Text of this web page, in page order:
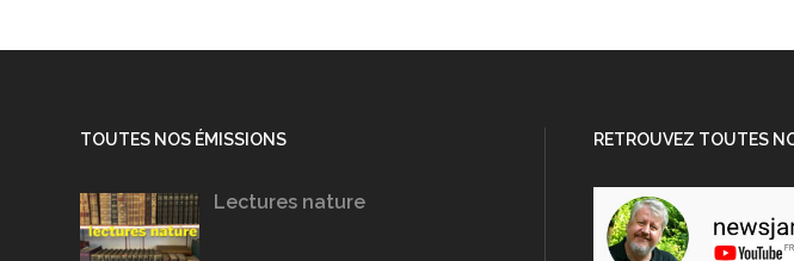
TOUTES NOS ÉMISSIONS
Lectures nature
RETROUVEZ TOUTES